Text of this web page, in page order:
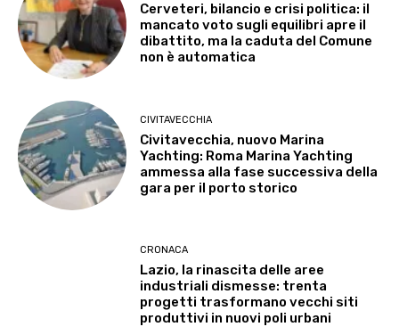
Cerveteri, bilancio e crisi politica: il
mancato voto sugli equilibri apre il
dibattito, ma la caduta del Comune
non è automatica
CIVITAVECCHIA
Civitavecchia, nuovo Marina
Yachting: Roma Marina Yachting
ammessa alla fase successiva della
gara per il porto storico
CRONACA
Lazio, la rinascita delle aree
industriali dismesse: trenta
progetti trasformano vecchi siti
produttivi in nuovi poli urbani